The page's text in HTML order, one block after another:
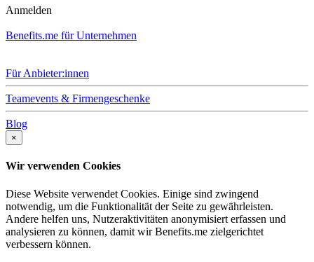
Anmelden
Benefits.me für Unternehmen
Für Anbieter:innen
Teamevents & Firmengeschenke
Blog
×
Wir verwenden Cookies
Diese Website verwendet Cookies. Einige sind zwingend
notwendig, um die Funktionalität der Seite zu gewährleisten.
Andere helfen uns, Nutzeraktivitäten anonymisiert erfassen und
analysieren zu können, damit wir Benefits.me zielgerichtet
verbessern können.